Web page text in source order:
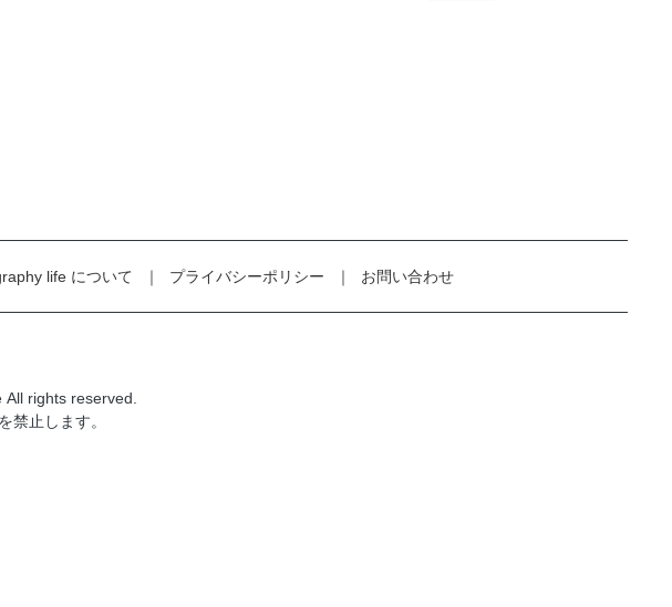
life について プライバシーポリシー お問い合わせ
rights reserved.
禁止します。